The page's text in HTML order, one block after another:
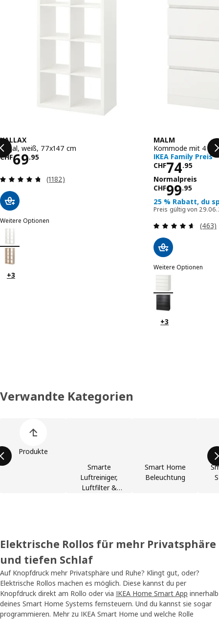
KALLAX
Regal, weiß, 77x147 cm
CHF69.95
Preis CHF 69.95
Bewertungen: 4.7 von 5 Sternen. Bewertungen
(1182)
Weitere Optionen
KALLAX
Option: KALLAX, Regal, weiß, 77x147 cm
Option: KALLAX, Regal, Eicheneff wlas, 77x147 cm
+3
MALM
Kommode mit 4
IKEA Family Preis
CHF74.95
Preis
Normalpreis
CHF99.95
25 % Rabatt, du
Preis gültig von
(463)
Weitere Optionen
MALM
Option: MALM,
Option: MALM,
+3
Verwandte Kategorien
Produkte
Smarte
Luftreiniger,
Luftfilter &
Smart Home
Beleuchtung
Elektrische Rollos für mehr Privatsphäre
und tiefen Schlaf
Auf Knopfdruck mehr Privatsphäre und Ruhe? Klingt gut, oder?
Elektrische Rollos machen es möglich. Diese kannst du per
Knopfdruck direkt am Rollo oder via IKEA Home Smart App innerhalb
deines Smart Home Systems fernsteuern. Und du kannst sie sogar
programmieren. Mehr zu IKEA Smart Home und welche Rolle